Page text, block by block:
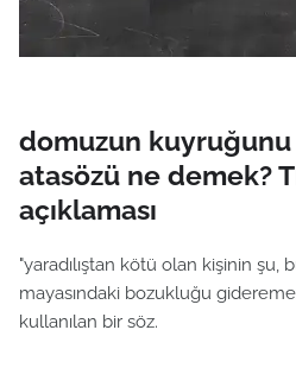
domuzun
atasözü ne demek?
açıklaması
"yaradılıştan kötü olan kişinin
mayasındaki bozukluğu
kullanılan bir söz.